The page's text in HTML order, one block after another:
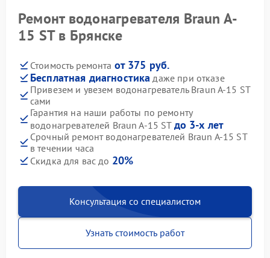
Ремонт водонагревателя Braun A-
15 ST в Брянске
Стоимость ремонта от 375 руб.
Бесплатная диагностика даже при отказе
Привезем и увезем водонагреватель Braun A-15 ST
сами
Гарантия на наши работы по ремонту
водонагревателей Braun A-15 ST до 3-х лет
Срочный ремонт водонагревателей Braun A-15 ST
в течении часа
Скидка для вас до 20%
Консультация со специалистом
Узнать стоимость работ